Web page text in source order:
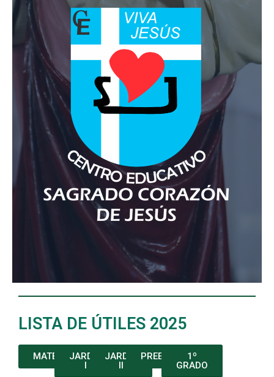
LISTA DE ÚTILES 2025
MATERNALJARDIN
I
JARDIN
II
PREESCOLAR
1º
GRADO